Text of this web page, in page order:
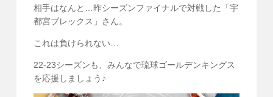
相手はなんと…昨シーズンファイナルで対戦した「宇
都宮ブレックス」さん。
これは負けられない…
22-23シーズンも、みんなで琉球ゴールデンキングス
を応援しましょう♪